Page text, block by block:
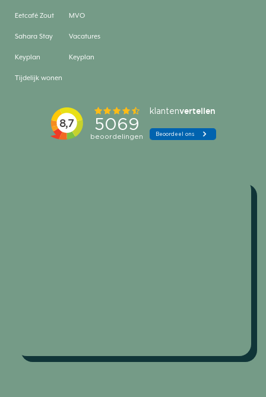
Eetcafé Zout
Sahara Stay
Keyplan
Tijdelijk wonen
MVO
Vacatures
Keyplan